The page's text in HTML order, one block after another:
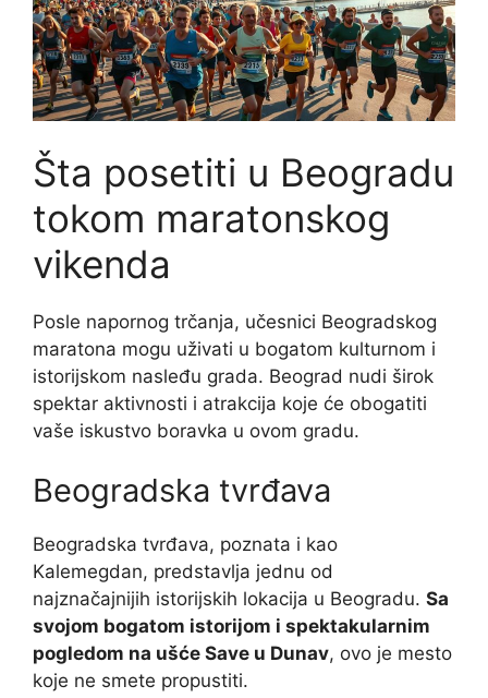
Šta posetiti u Beogradu
tokom maratonskog
vikenda
Posle napornog trčanja, učesnici Beogradskog
maratona mogu uživati u bogatom kulturnom i
istorijskom nasleđu grada. Beograd nudi širok
spektar aktivnosti i atrakcija koje će obogatiti
vaše iskustvo boravka u ovom gradu.
Beogradska tvrđava
Beogradska tvrđava, poznata i kao
Kalemegdan, predstavlja jednu od
najznačajnijih istorijskih lokacija u Beogradu. Sa
svojom bogatom istorijom i spektakularnim
pogledom na ušće Save u Dunav, ovo je mesto
koje ne smete propustiti.